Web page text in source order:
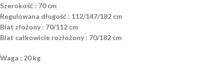
Szerokość : 70 cm
Regulowana długość : 112/147/182 cm
Blat złożony : 70/112 cm
Blat całkowicie rozłożony : 70/182 cm
Waga ; 20 kg